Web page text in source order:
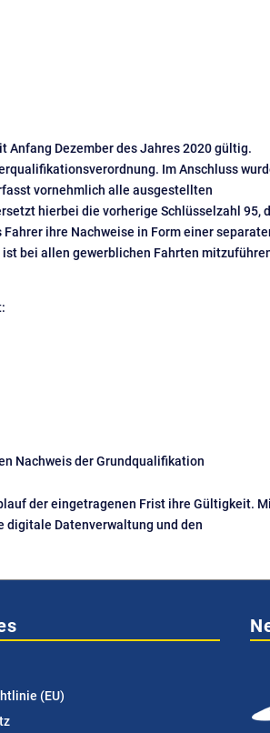
Anfang Dezember des Jahres 2020 gültig.
Im Anschluss
vornehmlich alle ausgestellten
hierbei die vorherige Schlüsselzahl 95,
ihre Nachweise in Form einer
bei allen gewerblichen Fahrten
Nachweis der Grundqualifikation
der eingetragenen Frist ihre Gültigkeit.
digitale Datenverwaltung und den
(EU)